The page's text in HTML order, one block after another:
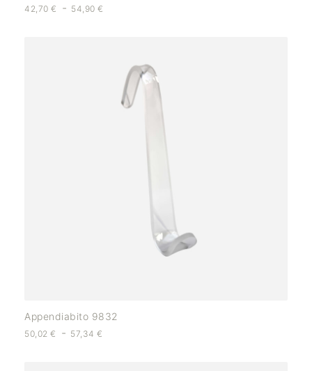
42,70 € - 54,90€
Appendiabito 9832
50,02 € - 57,34€